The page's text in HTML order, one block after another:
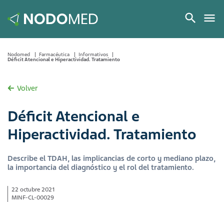
Nodomed Farmacéutica Informativos
Déficit Atencional e Hiperactividad. Tratamiento
Volver
Déficit Atencional e
Hiperactividad. Tratamiento
Describe el TDAH, las implicancias de corto y mediano plazo,
la importancia del diagnóstico y el rol del tratamiento.
22 octubre 2021
MINF-CL-00029